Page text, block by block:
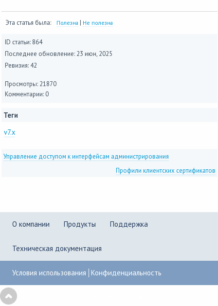
Эта статья была: Полезна | Не полезна
ID статьи: 864
Последнее обновление: 23 июн, 2025
Ревизия: 42
Просмотры: 21870
Комментарии: 0
Теги
v7.x
Управление доступом к интерфейсам администрирования
Профили клиентских сертификатов
О компании Продукты Поддержка
Техническая документация
Условия использования Конфиденциальность